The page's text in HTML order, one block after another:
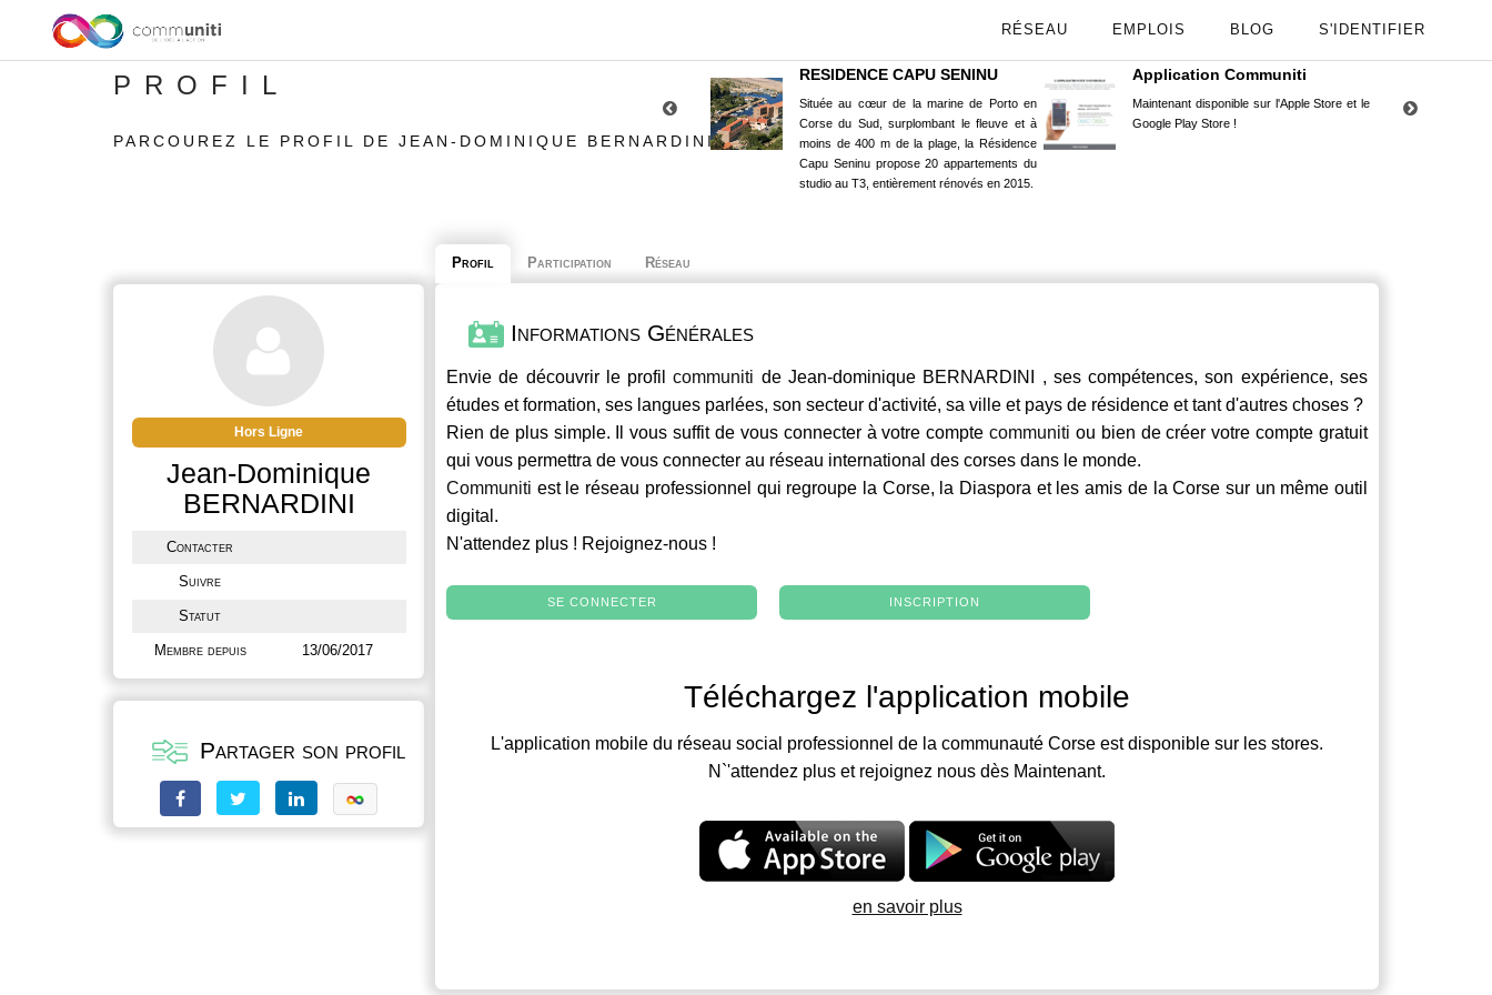
RÉSEAU EMPLOIS BLOG S'IDENTIFIER
PROFIL
PARCOUREZ LE PROFIL DE JEAN-DOMINIQUE BERNARDINI
RESIDENCE CAPU SENINU
Située au cœur de la marine de Porto en
Corse du Sud, surplombant le fleuve et à
moins de 400 m de la plage, la Résidence
Capu Seninu propose 20 appartements du
studio au T3, entièrement rénovés en 2015.
Application Communiti
Maintenant disponible sur l'Apple Store et le
Google Play Store !
Hors Ligne
Jean-Dominique
BERNARDINI
Contacter
Suivre
Statut
Membre depuis 13/06/2017
Partager son profil
Profil Participation Réseau
Informations Générales
Envie de découvrir le profilcommuniti de Jean-dominique BERNARDINI , ses compétences, son expérience, ses
études et formation, ses langues parlées, son secteur d'activité, sa ville et pays de résidence et tant d'autres choses ?
Rien de plus simple. Il vous suffit de vous connecter à votre comptecommuniti ou bien de créer votre compte gratuit
qui vous permettra de vous connecter au réseau international des corses dans le monde.
Communiti est le réseau professionnel qui regroupe la Corse, la Diaspora et les amis de la Corse sur un même outil
digital.
N'attendez plus ! Rejoignez-nous !
SE CONNECTER INSCRIPTION
Téléchargez l'application mobile
L'application mobile du réseau social professionnel de la communauté Corse est disponible sur les stores.
N`'attendez plus et rejoignez nous dès Maintenant.
en savoir plus